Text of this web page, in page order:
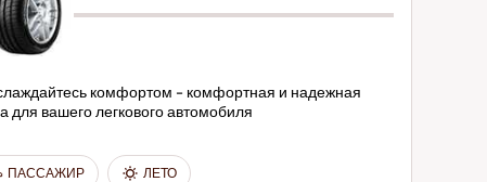
комфортом - комфортная и надежная
для вашего легкового автомобиля
ПАССАЖИР ЛЕТО